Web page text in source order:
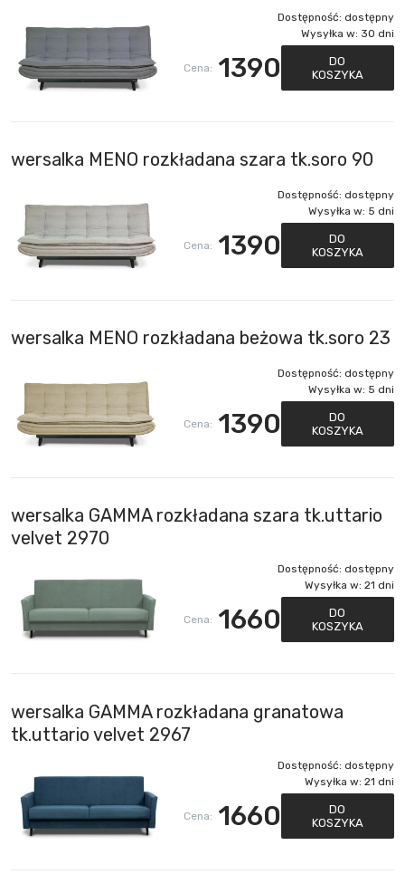
Dostępność: dostępny
Wysyłka w: 30 dni
Cena: 1390
DO
KOSZYKA
wersalka MENO rozkładana szara tk.soro 90
Dostępność: dostępny
Wysyłka w: 5 dni
Cena: 1390
DO
KOSZYKA
wersalka MENO rozkładana beżowa tk.soro 23
Dostępność: dostępny
Wysyłka w: 5 dni
Cena: 1390
DO
KOSZYKA
wersalka GAMMA rozkładana szara tk.uttario
velvet 2970
Dostępność: dostępny
Wysyłka w: 21 dni
Cena: 1660
DO
KOSZYKA
wersalka GAMMA rozkładana granatowa
tk.uttario velvet 2967
Dostępność: dostępny
Wysyłka w: 21 dni
Cena: 1660
DO
KOSZYKA